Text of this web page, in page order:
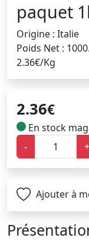
paquet
Origine : Italie
Poids Net :
2.36€/Kg
2.36€
En stock
-
+
Ajouter à